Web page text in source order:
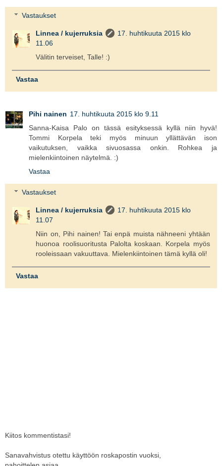
Vastaukset
Linnea / kujerruksia
17. huhtikuuta 2015 klo
11.06
Välitin terveiset, Talle! :)
Vastaa
Pihi nainen 17. huhtikuuta 2015 klo 9.11
Sanna-Kaisa Palo on tässä esityksessä kyllä niin hyvä!
Tommi Korpela teki myös minuun yllättävän ison
vaikutuksen, vaikka sivuosassa onkin. Rohkea ja
mielenkiintoinen näytelmä. :)
Vastaa
Vastaukset
Linnea / kujerruksia
17. huhtikuuta 2015 klo
11.07
Niin on, Pihi nainen! Tai enpä muista nähneeni yhtään
huonoa roolisuoritusta Palolta koskaan. Korpela myös
rooleissaan vakuuttava. Mielenkiintoinen tämä kyllä oli!
Vastaa
Kiitos kommentistasi!
Sanavahvistus otettu käyttöön roskapostin vuoksi,